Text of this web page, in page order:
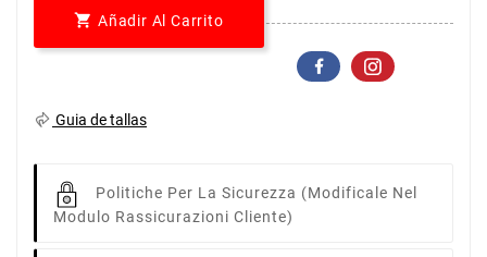
 Añadir Al Carrito
Guia de tallas
Politiche Per La Sicurezza (modificale Nel
Modulo Rassicurazioni Cliente)